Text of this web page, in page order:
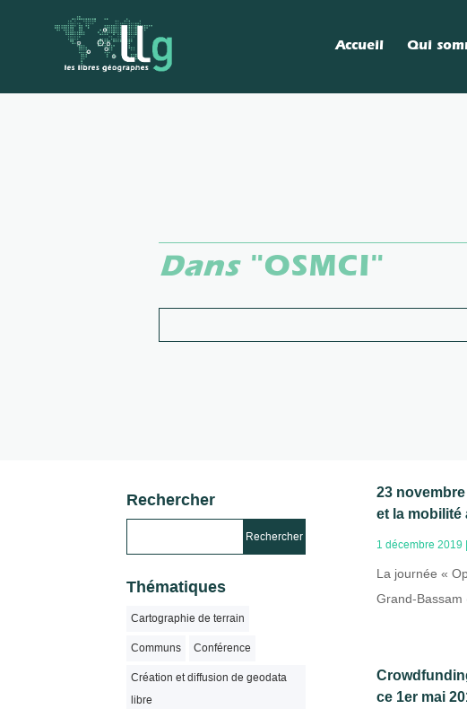
Accueil Qui
Dans"OSMCI"
Rechercher
Thématiques
Cartographie de terrain
Communs Conférence
Création et diffusion de geodata
libre
23
et la mobilité
1 décembre 2019
La journée «
Grand-Bassam
ce 1er mai